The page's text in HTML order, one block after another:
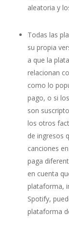
aleatoria y
Todas las
su propia
a que la
relacionan
como lo
pago, o si
son
los otros
de ingresos
canciones
paga
en cuenta
plataforma,
Spotify,
plataforma